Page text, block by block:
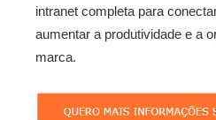
intranet completa para
aumentar a produtividade e a
marca.